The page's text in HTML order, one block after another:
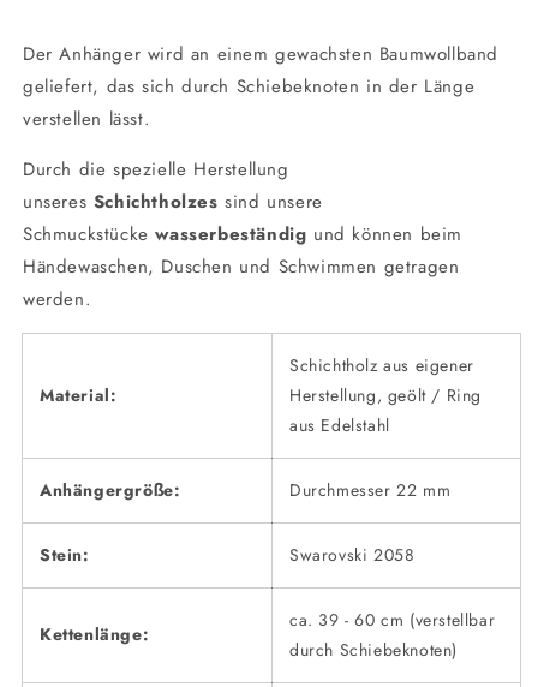
Der Anhänger wird an einem gewachsten Baumwollband
geliefert, das sich durch Schiebeknoten in der Länge
verstellen lässt.
Durch die spezielle Herstellung
unseres Schichtholzes sind unsere
Schmuckstückewasserbeständig und können beim
Händewaschen, Duschen und Schwimmen getragen
werden.
Material:
Schichtholz aus eigener
Herstellung, geölt / Ring
aus Edelstahl
Anhängergröße: Durchmesser 22 mm
Stein: Swarovski 2058
Kettenlänge:
ca. 39 - 60 cm (verstellbar
durch Schiebeknoten)